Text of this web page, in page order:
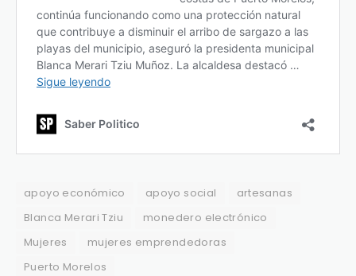
apoyo económico apoyo social
artesanas
Blanca Merari Tziu
monedero electrónico
Mujeres
mujeres emprendedoras
Puerto Morelos